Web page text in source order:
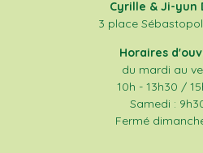
Cyrille & Ji-yun
3 place
Horaires
du mardi au
10h - 13h30 /
Samedi :
Fermé